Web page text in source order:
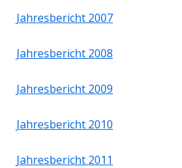
Jahresbericht 2007
Jahresbericht 2008
Jahresbericht 2009
Jahresbericht 2010
Jahresbericht 2011